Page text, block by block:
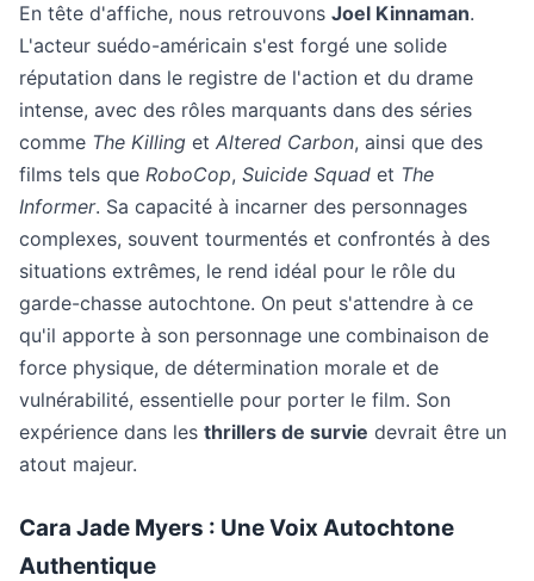
En tête d'affiche, nous retrouvons Joel Kinnaman.
L'acteur suédo-américain s'est forgé une solide
réputation dans le registre de l'action et du drame
intense, avec des rôles marquants dans des séries
comme The Killing et Altered Carbon, ainsi que des
films tels que RoboCop, Suicide Squad et The
Informer. Sa capacité à incarner des personnages
complexes, souvent tourmentés et confrontés à des
situations extrêmes, le rend idéal pour le rôle du
garde-chasse autochtone. On peut s'attendre à ce
qu'il apporte à son personnage une combinaison de
force physique, de détermination morale et de
vulnérabilité, essentielle pour porter le film. Son
expérience dans les thrillers de survie devrait être un
atout majeur.
Cara Jade Myers : Une Voix Autochtone
Authentique